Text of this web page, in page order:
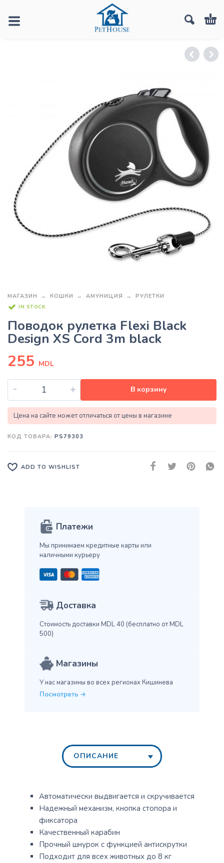
МАГАЗИН КОШКИ АМУНИЦИЯ РУЛЕТКИ
IN STOCK
Поводок рулетка Flexi Black
Design XS Cord 3m black
255 MDL
- + В корзину
Цена на сайте может отличаться от цены в магазине
КОД ТОВАРА: PS79303
ADD TO WISHLIST
Платежи
Мы принимаем кредитные карты или
наличными курьеру
Доставка
Стоимость доставки MDL 40 (бесплатно от MDL
500)
Магазины
У нас магазины во всех регионах Кишинева
Посмотреть
ОПИСАНИЕ
Автоматически выдвигается и скручивается
Надежный механизм, кнопка стопора и
фиксатора
Качественный карабин
Прочный шнурок с функцией антискрутки
Подходит для всех животных до 8 кг